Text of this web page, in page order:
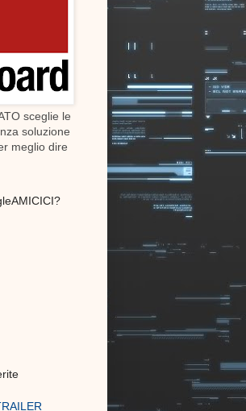
sceglie le
soluzione
meglio dire